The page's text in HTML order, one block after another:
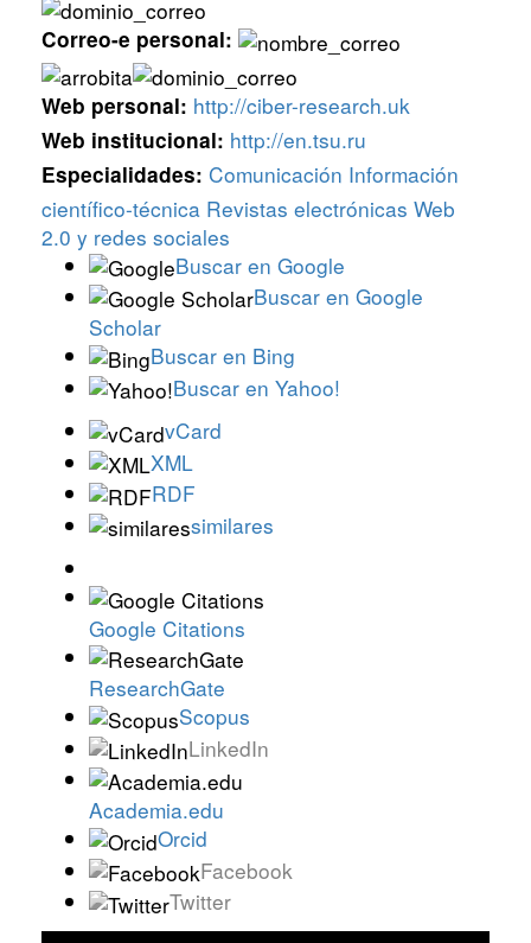
Correo-e personal:
Web personal: http://ciber-research.uk
Web institucional: http://en.tsu.ru
Especialidades: Comunicación Información
científico-técnica Revistas electrónicas Web
2.0 y redes sociales
Buscar en Google
Buscar en Google
Scholar
Buscar en Bing
Buscar en Yahoo!
vCard
XML
RDF
similares
Google Citations
ResearchGate
Scopus
LinkedIn
Academia.edu
Orcid
Facebook
Twitter